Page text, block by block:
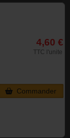
4,60 €
TTC l'unite
Commander